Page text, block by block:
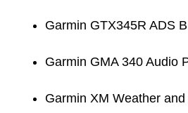
Garmin GTX345R ADS
Garmin GMA 340 Audio
Garmin XM Weather